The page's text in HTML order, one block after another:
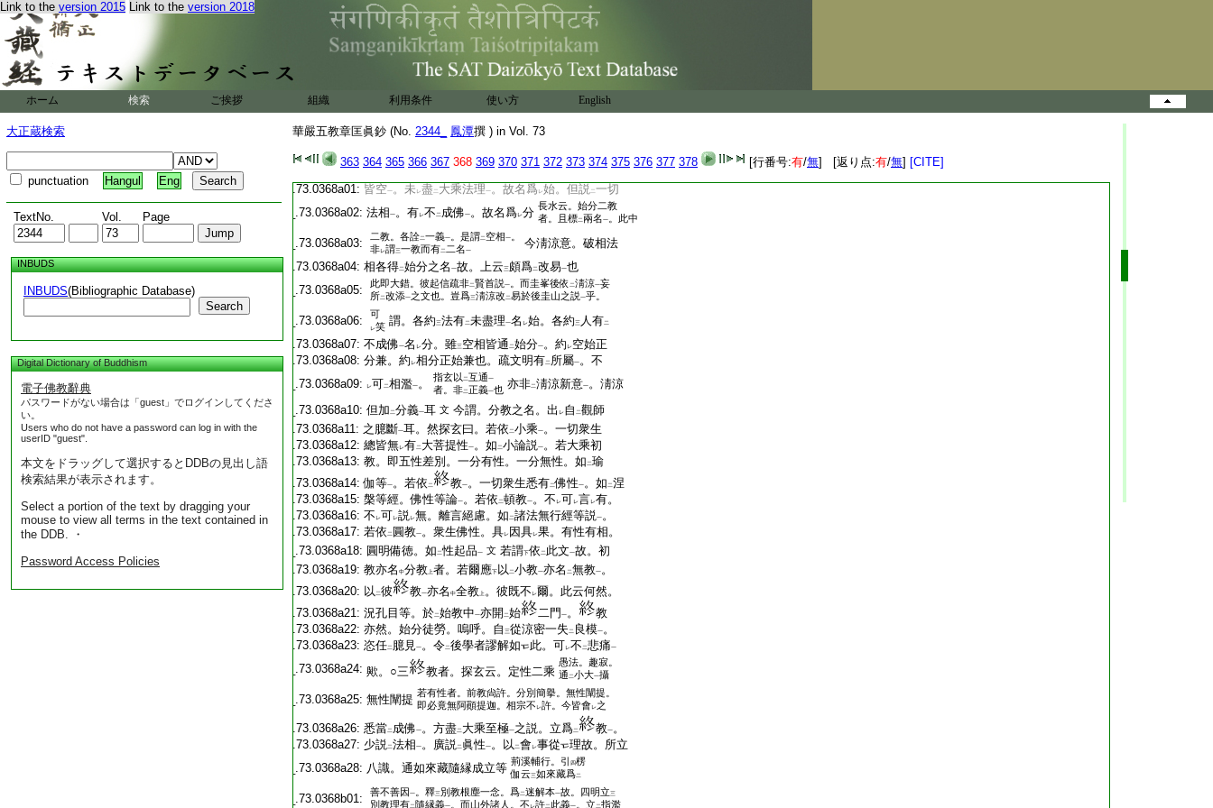
Link to the version 2015 Link to the version 2018
ホーム 検索 ご挨拶 組織 利用条件 使い方 English
大正蔵検索
punctuation Hangul Eng
TextNo. Vol. Page
INBUDS
INBUDS(Bibliographic Database)
Search
Digital Dictionary of Buddhism
電子佛教辭典
パスワードがない場合は「guest」でログインしてくださ
い。
Users who do not have a password can log in with the
userID "guest".
本文をドラッグして選択するとDDBの見出し語
検索結果が表示されます。
Select a portion of the text by dragging your
mouse to view all terms in the text contained in
the DDB. ・
Password Access Policies
華嚴五教章匡眞鈔 (No. 2344_ 鳳潭撰 ) in Vol. 73
363 364 365 366 367 368 369 370 371 372 373 374 375 376 377 378 [行番号:有/無] [返り点:有/無] [CITE]
T2344_.73.0367c21: 乘是權。三乘是實 故。又演義云。言二 未盡理
T2344_.73.0367c22: 者。第二時中 般若 但明二於空
。空是初門第三
T2344_.73.0367c23:時中定有二三乘一。隱 於一極一故。初教名並從二
T2344_.73.0367c24: 深密二時 以得。云何空爲 初門
。法鼓經中。
T2344_.73.0367c25:
爲 始。以 不空門 爲
。若爾彼第三
T2344_.73.0367c26:
時既不 レ明レ 空。何得 レ初。以 一極 一故。
T2344_.73.0367c27: 特由 此義 。加 分教名 文 會玄云。起信鈔説
T2344_.73.0367c28:破相云レ始。法相云 分。即賢首意。故起信疏
T2344_.73.0367c29:
。曾無 此説 。宗密私所 改易 耳
云。但説二 諸法
T2344_.73.0368a01: 皆空一。未 レ盡 二 大乘法理一。故名爲 レ始。但説二一切
T2344_.73.0368a02: 法相一。有レ不 二 成佛一。故名爲レ分 長水云。始分二教
者。且標二兩名一 。此中
T2344_.73.0368a03: 二教。各詮二一義一 。是謂二 空相一 。
非レ謂三一教而有二 二名一
今淸涼意。破相法
T2344_.73.0368a04: 相各得二始分之名 一故。上云三頗爲二改易一也
T2344_.73.0368a05:
此即大錯。彼起信疏非二賢首説一 。而圭峯後依 二淸涼一妄
所二改添一之文也。豈爲三淸涼改 二易於後圭山之説一乎。
T2344_.73.0368a06: 可
レ笑 謂。各約三法有二未盡理一名 レ始。各約三 人有二
T2344_.73.0368a07: 不成佛一名 レ分。雖三空相皆通 二始分一。約 レ空始正
T2344_.73.0368a08: 分兼。約 レ相分正始兼也。疏文明有二 所屬一。不
T2344_.73.0368a09:
レ可二相濫一。 指玄以 二互通一
者。非二正義一也 亦非二淸涼新意一。淸涼
T2344_.73.0368a10: 但加 二分義一耳 文 今謂。分教之名。出 レ自 二觀師
T2344_.73.0368a11: 之臆斷一耳。然探玄曰。若依 二小乘一。一切衆生
T2344_.73.0368a12: 總皆無レ有二 大菩提性一。如 二小論説一。若大乘初
T2344_.73.0368a13: 教。即五性差別。一分有性。一分無性。如 二瑜
T2344_.73.0368a14:伽等一。若依 二 教一。一切衆生悉有二佛性一。如 二涅
T2344_.73.0368a15: 槃等經。佛性等論一。若依 二頓教一。不 レ可レ言レ有。
T2344_.73.0368a16: 不 レ可レ説レ無。離言絕慮。如 二諸法無行經等説一。
T2344_.73.0368a17: 若依 二 圓教一。衆生佛性。具レ 因具レ果。有性有相。
T2344_.73.0368a18: 圓明備徳。如 二性起品一 文 若謂下依 二 此文一故。初
T2344_.73.0368a19: 教亦名 中分教 上者。若爾應下 以 二小教一亦名 二無教一。
T2344_.73.0368a20: 以 二彼 教一亦名 中全教 上 。彼既不 レ爾。此云何然。
T2344_.73.0368a21: 況孔目等。於二始教中一亦開 二始 二門 一。
教
T2344_.73.0368a22: 亦然。始分徒勞。嗚呼。自 三從涼密一失 二 良模一。
T2344_.73.0368a23: 恣任二 臆見一。令二後學者謬解如 此。可レ不 二悲痛一
T2344_.73.0368a24: 歟。○三 教者。探玄云。定性二乘
愚法。趣寂。
通 二小大一攝
T2344_.73.0368a25: 無性闡提 若有性者。前教尙許。分別簡擧。無性闡提。
即必竟無阿顚提迦。相宗不 レ許。今皆會レ之
T2344_.73.0368a26: 悉當二 成佛一。方盡二 大乘至極一之説。立爲二 教一。
T2344_.73.0368a27: 少説二法相一。廣説二 眞性一。以 二會レ事從
理故。所立
T2344_.73.0368a28: 八識。通如來藏隨縁成立等 荊溪輔行。引 四楞
伽云三如來藏爲二
T2344_.73.0368b01: 善不善因一 。釋三別教根塵一念。爲二迷解本一故。四明立三
別教理有二隨縁義一 。而山外諸人。不 レ許二 此義一 。立 二指濫